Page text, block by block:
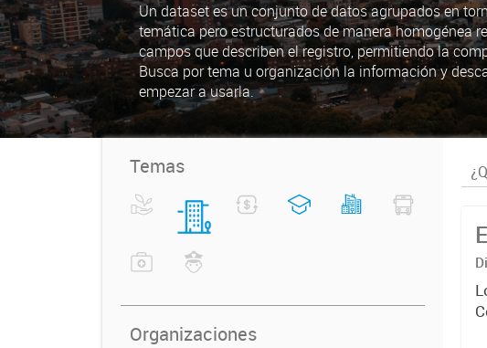
Un dataset es un conjunto de datos agrupados en
temática pero estructurados de manera homogénea
campos que describen el registro, permitiendo la
Busca por tema u organización la información y
empezar a usarla.
Temas
Organizaciones